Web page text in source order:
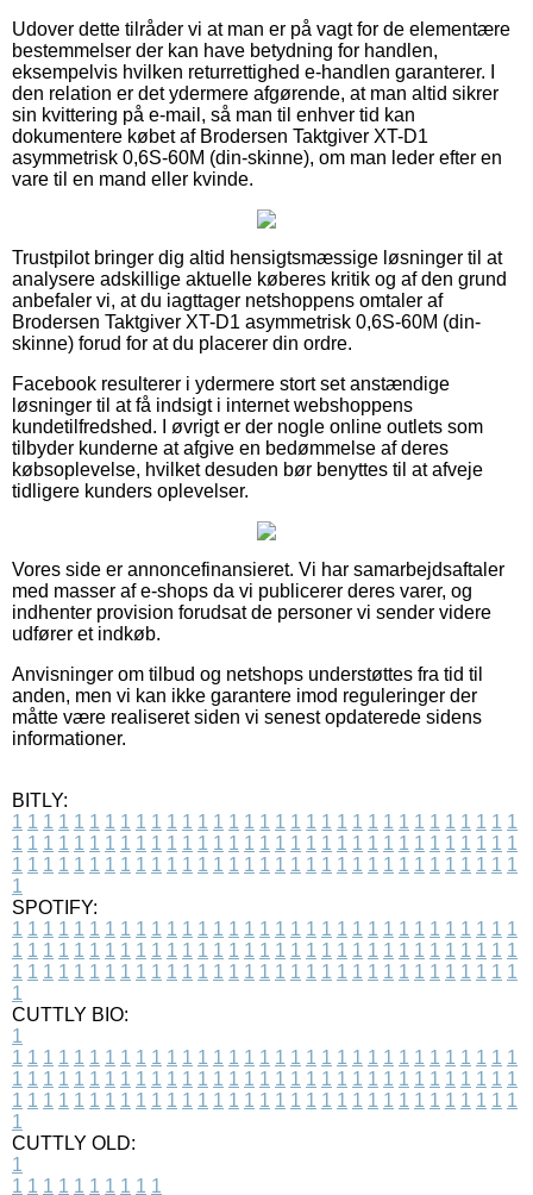
Udover dette tilråder vi at man er på vagt for de elementære
bestemmelser der kan have betydning for handlen,
eksempelvis hvilken returrettighed e-handlen garanterer. I
den relation er det ydermere afgørende, at man altid sikrer
sin kvittering på e-mail, så man til enhver tid kan
dokumentere købet af Brodersen Taktgiver XT-D1
asymmetrisk 0,6S-60M (din-skinne), om man leder efter en
vare til en mand eller kvinde.
Trustpilot bringer dig altid hensigtsmæssige løsninger til at
analysere adskillige aktuelle køberes kritik og af den grund
anbefaler vi, at du iagttager netshoppens omtaler af
Brodersen Taktgiver XT-D1 asymmetrisk 0,6S-60M (din-
skinne) forud for at du placerer din ordre.
Facebook resulterer i ydermere stort set anstændige
løsninger til at få indsigt i internet webshoppens
kundetilfredshed. I øvrigt er der nogle online outlets som
tilbyder kunderne at afgive en bedømmelse af deres
købsoplevelse, hvilket desuden bør benyttes til at afveje
tidligere kunders oplevelser.
Vores side er annoncefinansieret. Vi har samarbejdsaftaler
med masser af e-shops da vi publicerer deres varer, og
indhenter provision forudsat de personer vi sender videre
udfører et indkøb.
Anvisninger om tilbud og netshops understøttes fra tid til
anden, men vi kan ikke garantere imod reguleringer der
måtte være realiseret siden vi senest opdaterede sidens
informationer.
BITLY:
1 1 1 1 1 1 1 1 1 1 1 1 1 1 1 1 1 1 1 1 1 1 1 1 1 1 1 1 1 1 1 1 1
1 1 1 1 1 1 1 1 1 1 1 1 1 1 1 1 1 1 1 1 1 1 1 1 1 1 1 1 1 1 1 1 1
1 1 1 1 1 1 1 1 1 1 1 1 1 1 1 1 1 1 1 1 1 1 1 1 1 1 1 1 1 1 1 1 1
1
SPOTIFY:
1 1 1 1 1 1 1 1 1 1 1 1 1 1 1 1 1 1 1 1 1 1 1 1 1 1 1 1 1 1 1 1 1
1 1 1 1 1 1 1 1 1 1 1 1 1 1 1 1 1 1 1 1 1 1 1 1 1 1 1 1 1 1 1 1 1
1 1 1 1 1 1 1 1 1 1 1 1 1 1 1 1 1 1 1 1 1 1 1 1 1 1 1 1 1 1 1 1 1
1
CUTTLY BIO:
1
1 1 1 1 1 1 1 1 1 1 1 1 1 1 1 1 1 1 1 1 1 1 1 1 1 1 1 1 1 1 1 1 1
1 1 1 1 1 1 1 1 1 1 1 1 1 1 1 1 1 1 1 1 1 1 1 1 1 1 1 1 1 1 1 1 1
1 1 1 1 1 1 1 1 1 1 1 1 1 1 1 1 1 1 1 1 1 1 1 1 1 1 1 1 1 1 1 1 1
1
CUTTLY OLD:
1
1 1 1 1 1 1 1 1 1 1